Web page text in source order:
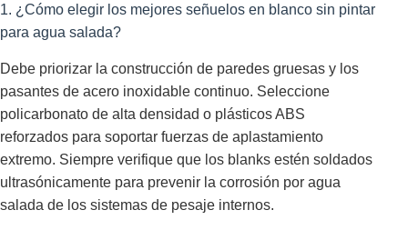
1. ¿Cómo elegir los mejores señuelos en blanco sin pintar
para agua salada?
Debe priorizar la construcción de paredes gruesas y los
pasantes de acero inoxidable continuo. Seleccione
policarbonato de alta densidad o plásticos ABS
reforzados para soportar fuerzas de aplastamiento
extremo. Siempre verifique que los blanks estén soldados
ultrasónicamente para prevenir la corrosión por agua
salada de los sistemas de pesaje internos.